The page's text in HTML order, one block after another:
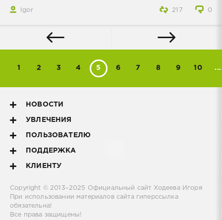
Igor 0
217
1 2 3 4 5 6 7 8 9 10 ...
НОВОСТИ
УВЛЕЧЕНИЯ
ПОЛЬЗОВАТЕЛЮ
ПОДДЕРЖКА
КЛИЕНТУ
Copyright © 2013–2025
Официальный сайт Ходеева Игоря
При использовании материалов сайта гиперссылка
обязательна!
Все права защищены!